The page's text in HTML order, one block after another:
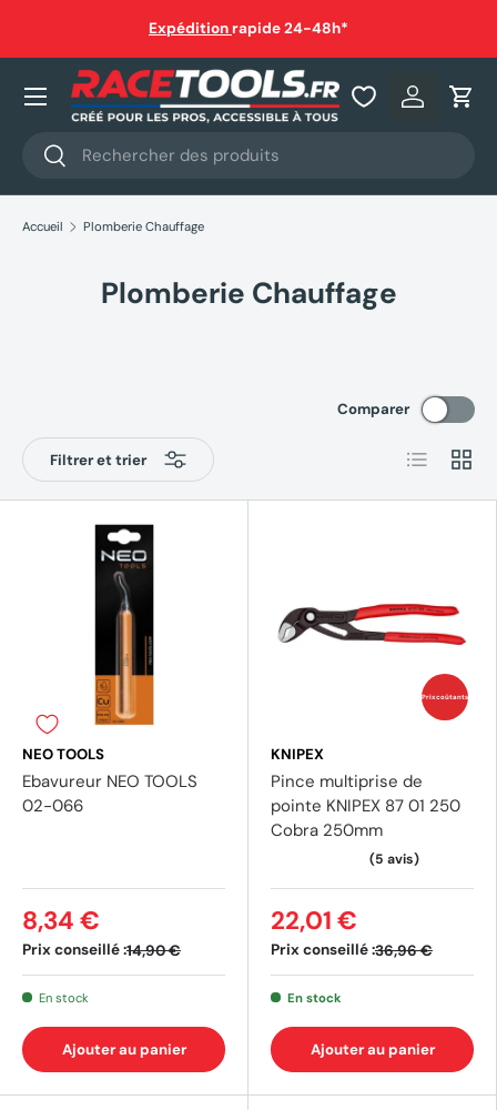
Aller au contenu
Expédition rapide 24-48h*
Recherche
Rechercher
Se
Nos produits
Accueil Plomberie Chauffage
Plomberie Chauffage
Filtrer et trier
Comparer
Liste Grille
NEO TOOLS
Ebavureur NEO TOOLS
02-066
Prix conseillé :14,90 €
8,34 €
En stock
Ajouter au panier
Prix coûtants
KNIPEX
Pince multiprise de
pointe KNIPEX 87 01 250
Cobra 250mm
(5
Prix conseillé :36,96 €
22,01 €
En stock
Ajouter au panier